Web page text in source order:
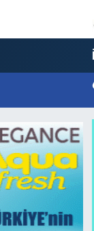
Nöbetçi
Hava
İstanbul
Trafik
Süper Lig
Tüm